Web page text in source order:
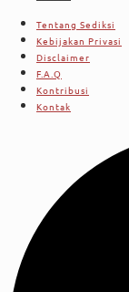
Tentang Sediksi
Kebijakan Privasi
Disclaimer
F.A.Q
Kontribusi
Kontak